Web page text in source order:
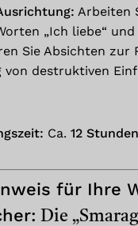
Arbeiten
„Ich liebe“ und
Sie Absichten zur
von destruktiven
Ca. 12 Stunden
für Ihre
Die